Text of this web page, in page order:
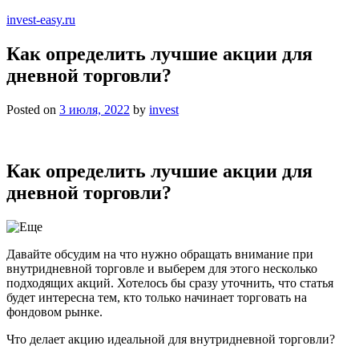
invest-easy.ru
Как определить лучшие акции для
дневной торговли?
Posted on 3 июля, 2022 by invest
Как определить лучшие акции для
дневной торговли?
Давайте обсудим на что нужно обращать внимание при
внутридневной торговле и выберем для этого несколько
подходящих акций. Хотелось бы сразу уточнить, что статья
будет интересна тем, кто только начинает торговать на
фондовом рынке.
Что делает акцию идеальной для внутридневной торговли?